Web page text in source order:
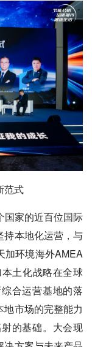
范式
国家的近百位国际
持本地化运营，与
加环境海外AMEA
土化战略在全球
合运营基地的落
市场的完整能力
的基础。大会现